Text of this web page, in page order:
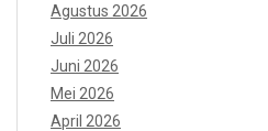
Agustus 2026
Juli 2026
Juni 2026
Mei 2026
April 2026